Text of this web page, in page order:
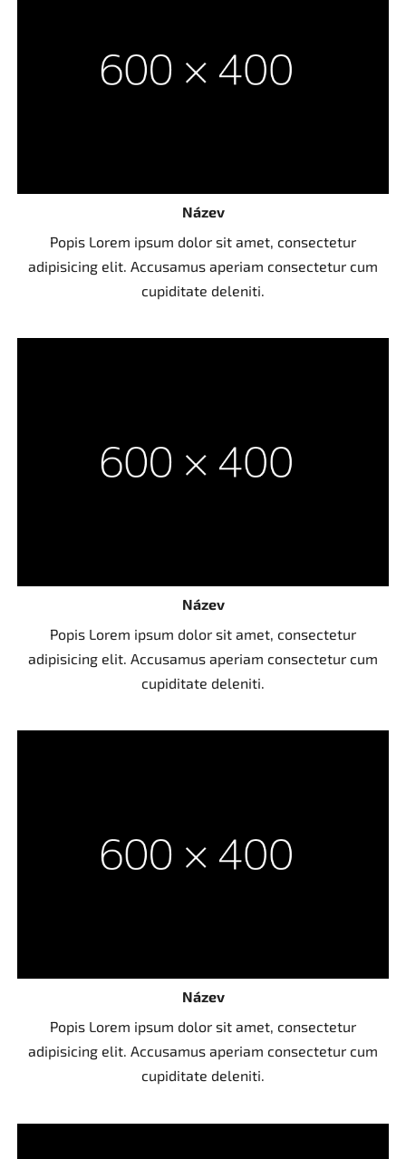
Název
Popis Lorem ipsum dolor sit amet, consectetur
adipisicing elit. Accusamus aperiam consectetur cum
cupiditate deleniti.
Název
Popis Lorem ipsum dolor sit amet, consectetur
adipisicing elit. Accusamus aperiam consectetur cum
cupiditate deleniti.
Název
Popis Lorem ipsum dolor sit amet, consectetur
adipisicing elit. Accusamus aperiam consectetur cum
cupiditate deleniti.